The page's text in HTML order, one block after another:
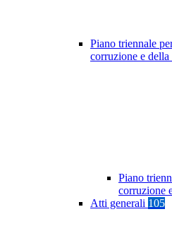
Piano triennale
corruzione e della
Piano
corruzione
Atti generali 105